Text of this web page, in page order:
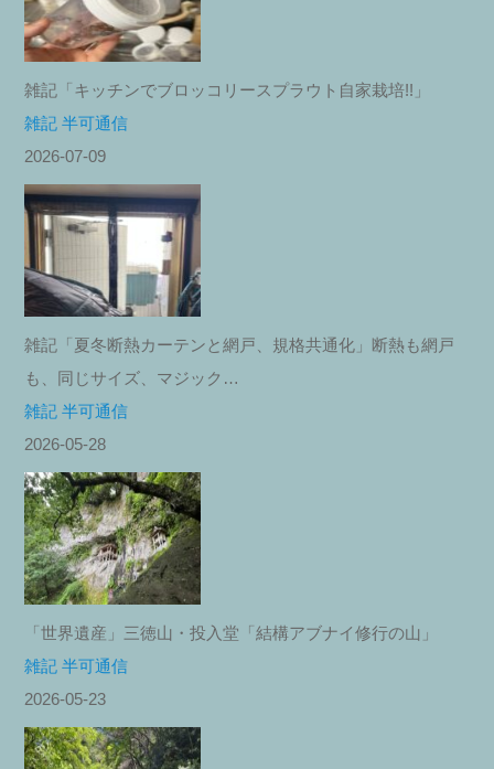
雑記「キッチンでブロッコリースプラウト自家栽培!!」
雑記 半可通信
2026-07-09
雑記「夏冬断熱カーテンと網戸、規格共通化」断熱も網戸
も、同じサイズ、マジック…
雑記 半可通信
2026-05-28
「世界遺産」三徳山・投入堂「結構アブナイ修行の山」
雑記 半可通信
2026-05-23